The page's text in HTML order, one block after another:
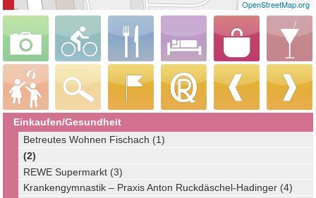
OpenStreetMap.org
Einkaufen/Gesundheit
Betreutes Wohnen Fischach (1)
(2)
REWE Supermarkt (3)
Krankengymnastik – Praxis Anton Ruckdäschel-Hadinger (4)